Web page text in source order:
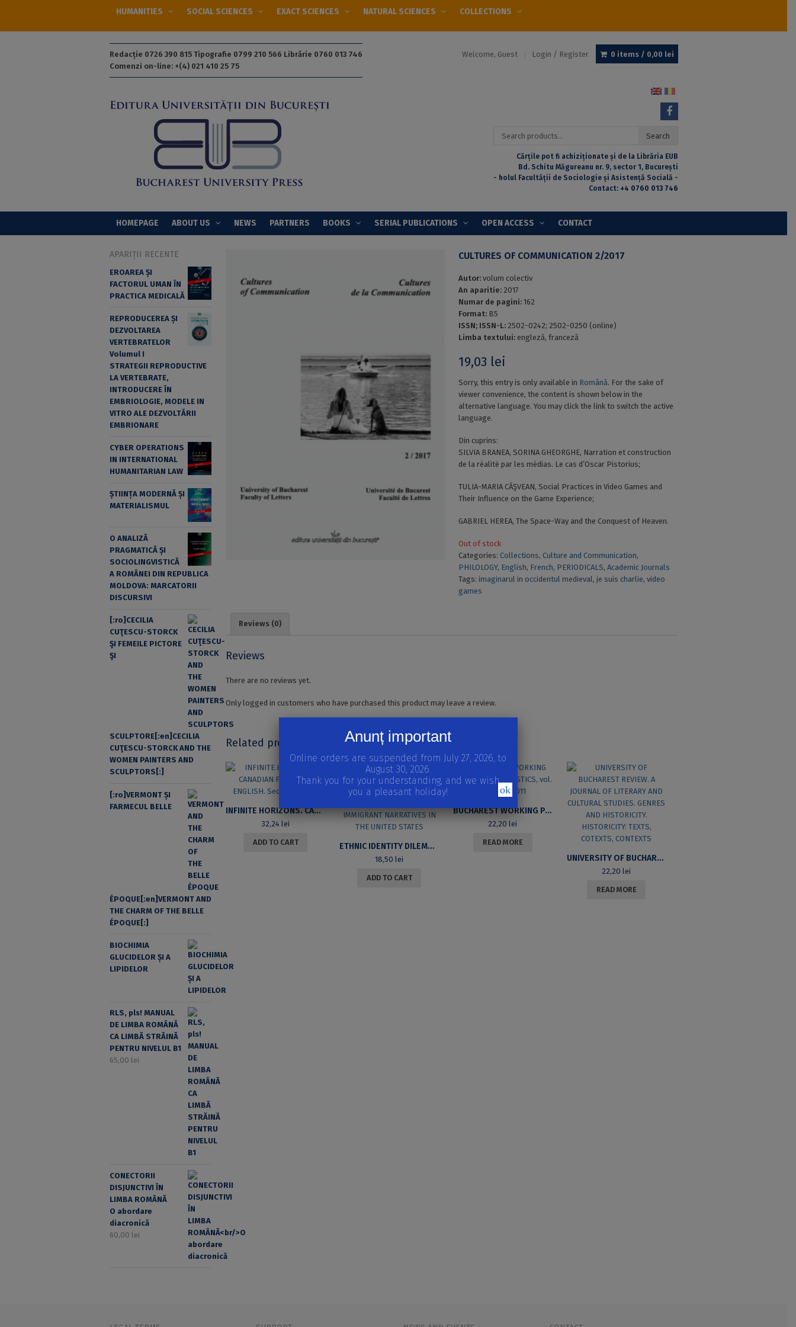
HUMANITIES SOCIAL SCIENCES EXACT SCIENCES NATURAL SCIENCES COLLECTIONS
Redacție 0726 390 815 Tipografie 0799 210 566 Librărie 0760 013 746
Comenzi on-line: +(4) 021 410 25 75
Welcome, Guest Login / Register 0 items / 0,00 lei
Search
Search
Cărțile pot fi achiziționate și de la Librăria EUB
Bd. Schitu Măgureanu nr. 9, sector 1, București
- holul Facultății de Sociologie și Asistență Socială -
Contact: +4 0760 013 746
HOMEPAGE ABOUT US NEWS PARTNERS BOOKS SERIAL PUBLICATIONS OPEN ACCESS CONTACT
CULTURES OF COMMUNICATION 2/2017
Autor:volum colectiv
An aparitie: 2017
Numar de pagini:162
Format: B5
ISSN; ISSN-L: 2502-0242; 2502-0250 (online)
Limba textului: engleză, franceză
19,03 lei
Sorry, this entry is only available in Română. For the sake of
viewer convenience, the content is shown below in the
alternative language. You may click the link to switch the active
language.
Din cuprins:
SILVIA BRANEA, SORINA GHEORGHE, Narration et construction
de la réalité par les médias. Le cas d’Oscar Pistorius;
TULIA-MARIA CĂŞVEAN, Social Practices in Video Games and
Their Influence on the Game Experience;
GABRIEL HEREA, The Space-Way and the Conquest of Heaven.
Out of stock
Categories: Collections, Culture and Communication,
PHILOLOGY, English, French, PERIODICALS,Academic Journals
Tags:imaginarul in occidentul medieval ,je suis charlie,video
games
Reviews (0)
Reviews
There are no reviews yet.
Only logged in customers who have purchased this product may leave a review.
Related products
INFINITE HORIZONS. CANADIAN FICTION IN ENGLISH. SECOND EDITION
32,24 lei
ADD TO CART ETHNIC IDENTITY DILEMMAS IN EARLY TWENTIETH CENTURY EAST EUROPEAN JEWISH IMMIGRANT NARRATIVES IN THE UNITED STATES
18,50 lei
ADD TO CART
BUCHAREST WORKING PAPERS IN LINGUISTICS, VOL. XIII, NO.1/2011
22,20 lei
READ MORE
UNIVERSITY OF BUCHAREST REVIEW. A JOURNAL OF LITERARY AND CULTURAL STUDIES. GENRES AND HISTORICITY. HISTORICITY: TEXTS, COTEXTS, CONTEXTS
22,20 lei
READ MORE
APARIȚII RECENTE
EROAREA ȘI
FACTORUL UMAN ÎN
PRACTICA MEDICALĂ
REPRODUCEREA ȘI
DEZVOLTAREA
VERTEBRATELOR
Volumul I
STRATEGII REPRODUCTIVE
LA VERTEBRATE,
INTRODUCERE ÎN
EMBRIOLOGIE, MODELE IN
VITRO ALE DEZVOLTĂRII
EMBRIONARE
CYBER OPERATIONS
IN INTERNATIONAL
HUMANITARIAN LAW
ȘTIINȚA MODERNĂ ȘI
MATERIALISMUL
O ANALIZĂ
PRAGMATICĂ ȘI
SOCIOLINGVISTICĂ
A ROMÂNEI DIN REPUBLICA
MOLDOVA: MARCATORII
DISCURSIVI
[:ro]CECILIA
CUŢESCU-STORCK
ŞI FEMEILE PICTORE
ŞI
SCULPTORE[:en]CECILIA
CUŢESCU-STORCK AND THE
WOMEN PAINTERS AND
SCULPTORS[:]
[:ro]VERMONT ȘI
FARMECUL BELLE
ÉPOQUE[:en]VERMONT AND
THE CHARM OF THE BELLE
ÉPOQUE[:]
BIOCHIMIA
GLUCIDELOR ȘI A
LIPIDELOR
RLS, pls! MANUAL
DE LIMBA ROMÂNĂ
CA LIMBĂ STRĂINĂ
PENTRU NIVELUL B1
65,00 lei
CONECTORII
DISJUNCTIVI ÎN
LIMBA ROMÂNĂ
O abordare
diacronică
60,00 lei
Anunț important
Online orders are suspended from July 27, 2026, to
August 30, 2026.
Thank you for your understanding, and we wish
you a pleasant holiday!
ok